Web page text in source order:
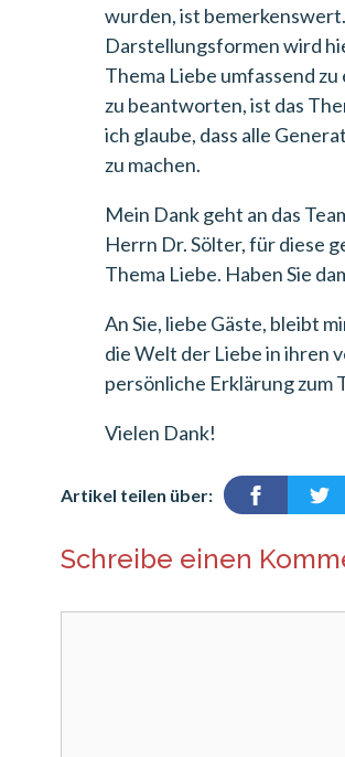
wurden, ist
Darstellungsformen wird
Thema Liebe umfassend
zu beantworten, ist das
ich glaube, dass alle
zu machen.
Mein Dank geht an das
Herrn Dr. Sölter, für diese
Thema Liebe. Haben Sie
An Sie, liebe Gäste, bleibt
die Welt der Liebe in ihren
persönliche Erklärung zum
Vielen Dank!
Artikel teilen über:
Schreibe einen